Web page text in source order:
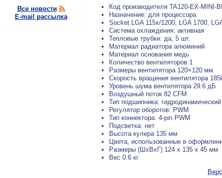
Все новости
E-mail рассылка
Код производителя TA120-EX-MINI-
Назначение: для процессора
Socket LGA 115x/1200, LGA 1700,
Система охлаждения: активная
Тепловые трубки: да, 5 шт.
Материал радиатора алюминий
Материал основания медь
Количество вентиляторов 1
Размеры вентилятора 120×120 мм
Скорость вращения вентилятора
Уровень шума вентилятора 29.6 дБ
Воздушный поток 82 CFM
Тип подшипника:
Регулятор оборотов: PWM
Тип коннектора: 4-pin PWM
Подсветка: нет
Высота кулера 135 мм
Цвета, использованные в
Размеры (ШхВхГ) 124 x 135 x 45 мм
Вес 0.6 кг